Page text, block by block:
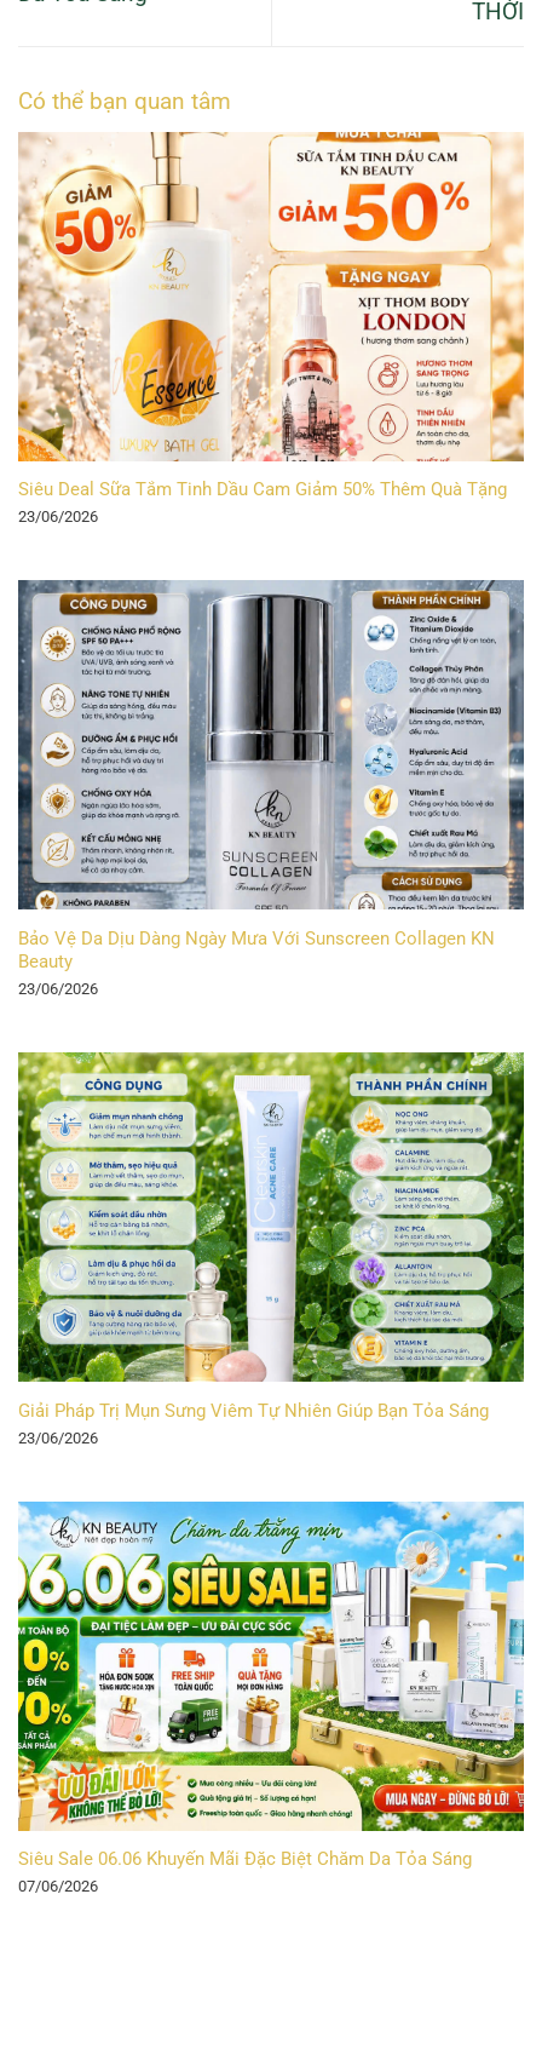
THỜI
Có thể bạn quan tâm
Siêu Deal Sữa Tắm Tinh Dầu Cam Giảm 50% Thêm Quà Tặng
23/06/2026
Bảo Vệ Da Dịu Dàng Ngày Mưa Với Sunscreen Collagen KN
Beauty
23/06/2026
Giải Pháp Trị Mụn Sưng Viêm Tự Nhiên Giúp Bạn Tỏa Sáng
23/06/2026
Siêu Sale 06.06 Khuyến Mãi Đặc Biệt Chăm Da Tỏa Sáng
07/06/2026